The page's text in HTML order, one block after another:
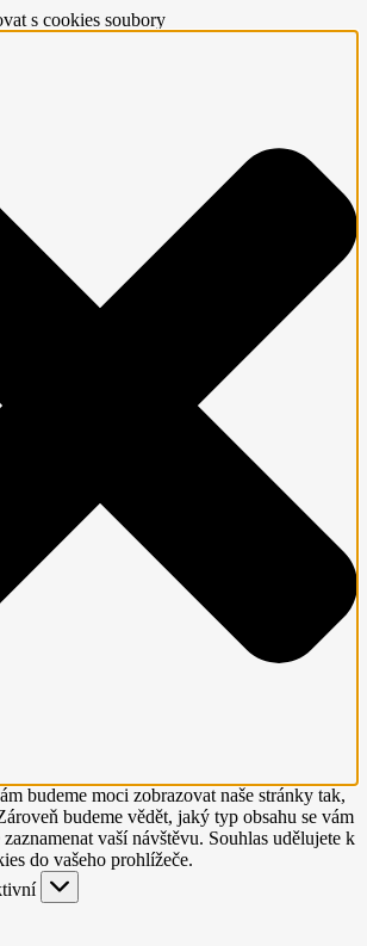
s cookies soubory
budeme moci zobrazovat naše stránky tak,
budeme vědět, jaký typ obsahu se vám
vaší návštěvu. Souhlas udělujete k
do vašeho prohlížeče.